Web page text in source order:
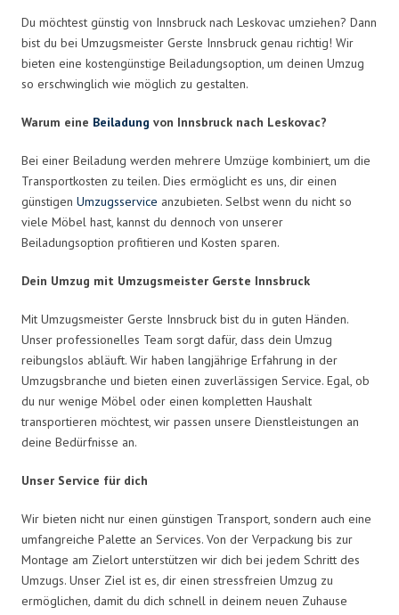
Du möchtest günstig von Innsbruck nach Leskovac umziehen? Dann
bist du bei Umzugsmeister Gerste Innsbruck genau richtig! Wir
bieten eine kostengünstige Beiladungsoption, um deinen Umzug
so erschwinglich wie möglich zu gestalten.
Warum eine Beiladung von Innsbruck nach Leskovac?
Bei einer Beiladung werden mehrere Umzüge kombiniert, um die
Transportkosten zu teilen. Dies ermöglicht es uns, dir einen
günstigen Umzugsservice anzubieten. Selbst wenn du nicht so
viele Möbel hast, kannst du dennoch von unserer
Beiladungsoption profitieren und Kosten sparen.
Dein Umzug mit Umzugsmeister Gerste Innsbruck
Mit Umzugsmeister Gerste Innsbruck bist du in guten Händen.
Unser professionelles Team sorgt dafür, dass dein Umzug
reibungslos abläuft. Wir haben langjährige Erfahrung in der
Umzugsbranche und bieten einen zuverlässigen Service. Egal, ob
du nur wenige Möbel oder einen kompletten Haushalt
transportieren möchtest, wir passen unsere Dienstleistungen an
deine Bedürfnisse an.
Unser Service für dich
Wir bieten nicht nur einen günstigen Transport, sondern auch eine
umfangreiche Palette an Services. Von der Verpackung bis zur
Montage am Zielort unterstützen wir dich bei jedem Schritt des
Umzugs. Unser Ziel ist es, dir einen stressfreien Umzug zu
ermöglichen, damit du dich schnell in deinem neuen Zuhause